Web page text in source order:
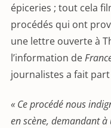
épiceries ; tout cela
procédés qui ont
une lettre ouverte à
l’information de
journalistes a fait
« Ce procédé nous
en scène, demandant